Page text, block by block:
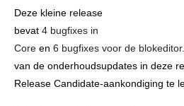
Deze kleine release
bevat 4 bugfixes in
Core en 6 bugfixes voor de blokeditor
van de onderhoudsupdates in deze
Release Candidate-aankondiging te